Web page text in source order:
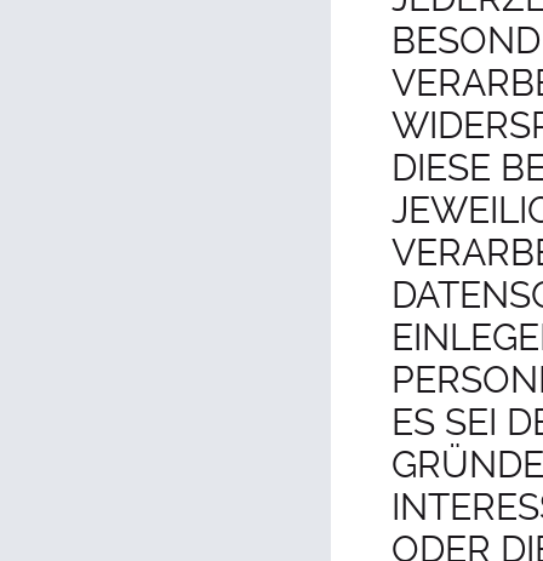
DIESE
ES SEI
ODER